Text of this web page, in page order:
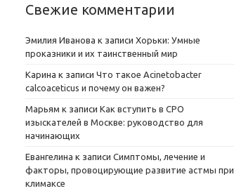
Свежие комментарии
Эмилия Иванова к записи Хорьки: Умные
проказники и их таинственный мир
Карина к записи Что такое Acinetobacter
calcoaceticus и почему он важен?
Марьям к записи Как вступить в СРО
изыскателей в Москве: руководство для
начинающих
Евангелина к записи Симптомы, лечение и
факторы, провоцирующие развитие астмы при
климаксе